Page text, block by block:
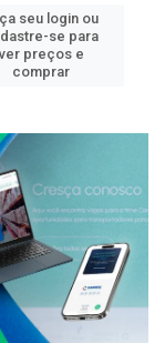
seu login ou
se para
preços e
comprar